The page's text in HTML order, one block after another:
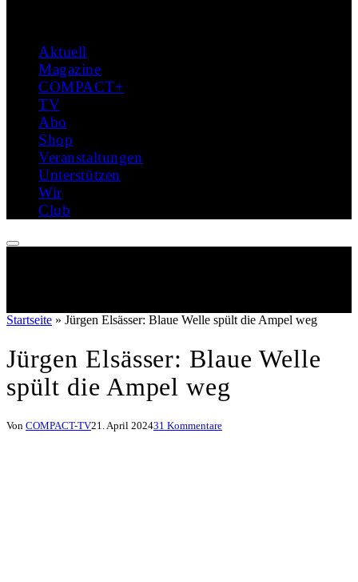
Aktuell
Magazine
COMPACT+
TV
Abo
Shop
Veranstaltungen
Unterstützen
Wir
Club
Startseite » Jürgen Elsässer: Blaue Welle spült die Ampel weg
Jürgen Elsässer: Blaue Welle
spült die Ampel weg
Von COMPACT-TV21. April 202431 Kommentare